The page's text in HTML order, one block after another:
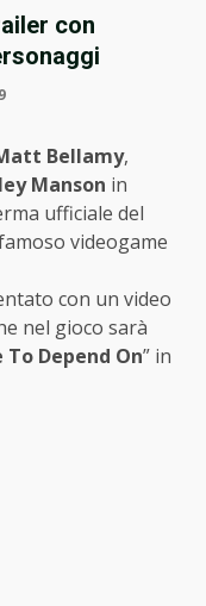
con
Bellamy,
Manson in
ufficiale del
videogame
con un video
nel gioco sarà
To Depend On” in